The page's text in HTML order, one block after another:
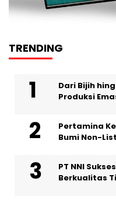
TRENDING
Dari Bijih
Produksi
Pertamina
Bumi Non-
PT NNI
Berkualitas